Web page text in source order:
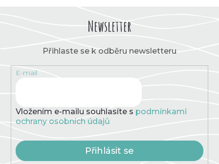
c
í
r
v
k
i
s
n
í
Newsletter
Přihlaste se k odběru newsletteru
E-mail
Vložením e-mailu souhlasíte s podmínkami
ochrany osobních údajů
Přihlásit se